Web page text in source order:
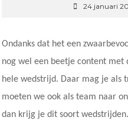
24 januari
Ondanks dat het een
nog wel een beetje content met
hele wedstrijd. Daar mag je als
moeten we ook als team naar
dan krijg je dit soort